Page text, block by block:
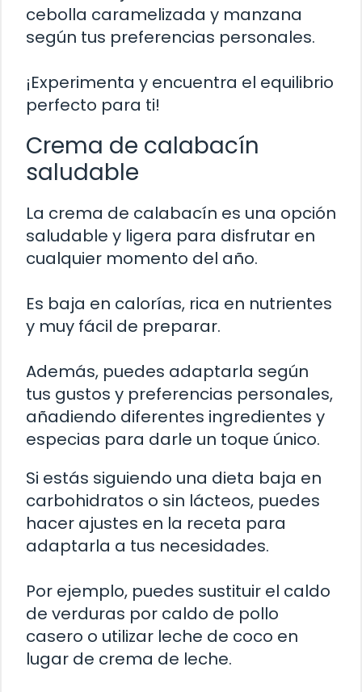
cebolla caramelizada y manzana
según tus preferencias personales.
¡Experimenta y encuentra el equilibrio
perfecto para ti!
Crema de calabacín
saludable
La crema de calabacín es una opción
saludable y ligera para disfrutar en
cualquier momento del año.
Es baja en calorías, rica en nutrientes
y muy fácil de preparar.
Además, puedes adaptarla según
tus gustos y preferencias personales,
añadiendo diferentes ingredientes y
especias para darle un toque único.
Si estás siguiendo una dieta baja en
carbohidratos o sin lácteos, puedes
hacer ajustes en la receta para
adaptarla a tus necesidades.
Por ejemplo, puedes sustituir el caldo
de verduras por caldo de pollo
casero o utilizar leche de coco en
lugar de crema de leche.